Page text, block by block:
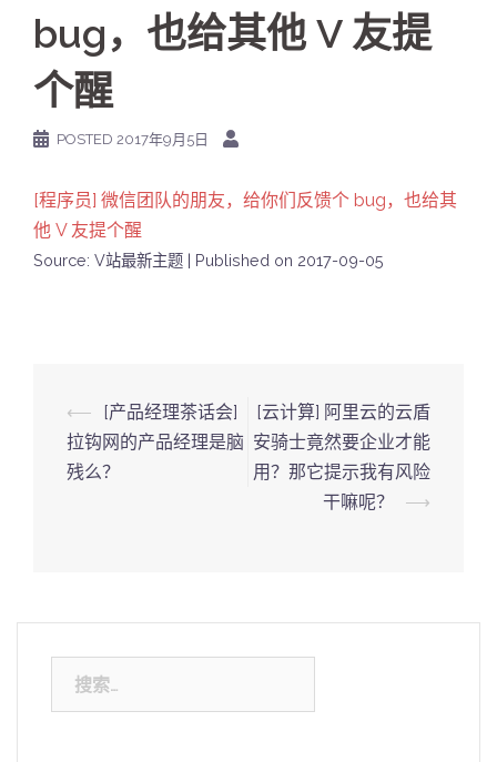
bug，也给其他 V 友提
个醒
POSTED 2017年9月5日
[程序员] 微信团队的朋友，给你们反馈个 bug，也给其
他 V 友提个醒
Source: V站最新主题 Published on 2017-09-05
Post
navigation
⟵
[产品经理茶话会]
拉钩网的产品经理是脑
残么？
[云计算] 阿里云的云盾
安骑士竟然要企业才能
用？那它提示我有风险
干嘛呢？
⟶
索：